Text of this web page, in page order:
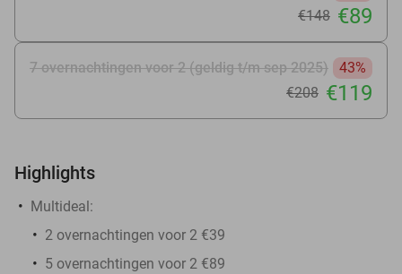
€148 €89
7 overnachtingen voor 2 (geldig t/m sep 2025)
43%
€208 €119
Highlights
Multideal:
2 overnachtingen voor 2 €39
5 overnachtingen voor 2 €89